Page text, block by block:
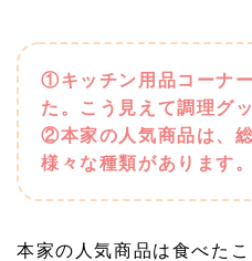
①キッチン用品コーナ
た。こう見えて調理グ
②本家の人気商品は、
様々な種類があります。
本家の人気商品は食べた